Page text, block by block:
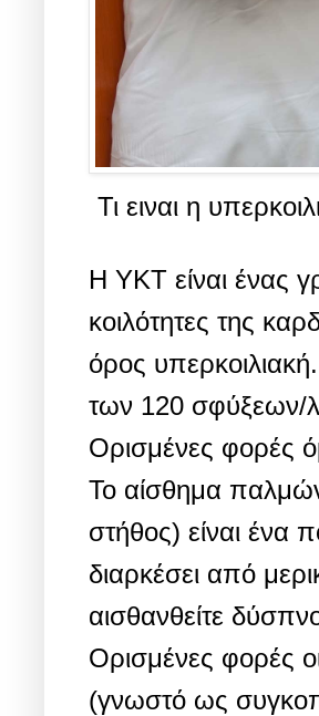
Τι ειναι η
Η ΥΚΤ είναι ένας
κοιλότητες της
όρος
των 120 σφύξεων/
Ορισμένες φορές
Το αίσθημα
στήθος) είναι ένα
διαρκέσει από
αισθανθείτε
Ορισμένες φορές
(γνωστό ως